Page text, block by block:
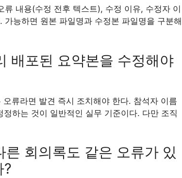
내용(수정 전후 텍스트), 수정 이유, 수정자 이
능하면 원본 파일명과 수정본 파일명을 구분해
배포된 요약본을 수정해야
류라면 발견 즉시 조치해야 한다. 참석자 이름
하는 것이 일반적인 실무 기준이다. 다만 조직
회의록도 같은 오류가 있
?